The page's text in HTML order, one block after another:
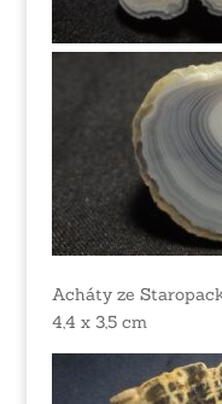
Acháty ze
4,4 x 3,5 cm